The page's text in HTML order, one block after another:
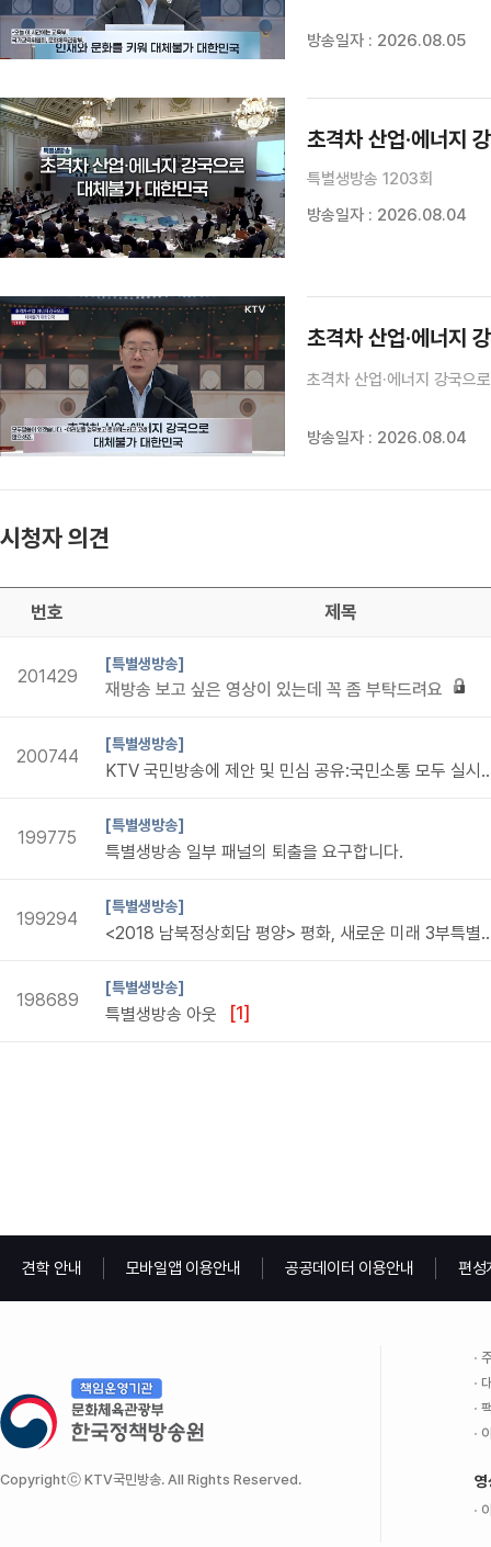
방송일자 : 2026.08.05
초격차 산업·에너지
특별생방송 1203회
방송일자 : 2026.08.04
초격차 산업·에너지
초격차 산업·에너지 강국으
방송일자 : 2026.08.04
시청자 의견
번호 제목
201429
[특별생방송]
재방송 보고 싶은 영상이 있는데 꼭 좀 부탁드려요
200744
[특별생방송]
KTV 국민방송에 제안 및 민심 공유:국민소통 모두 실시간 공개해주시고 전국민의 무궁무진한 선한영
199775
[특별생방송]
특별생방송 일부 패널의 퇴출을 요구합니다.
199294
[특별생방송]
<2018 남북정상회담 평양> 평화, 새
198689
[특별생방송]
특별생방송 아웃 [1]
견학 안내 모바일앱 이용안내 공공데이터 이용안내 편성
Copyrightⓒ KTV국민방송. All Rights Reserved. 영